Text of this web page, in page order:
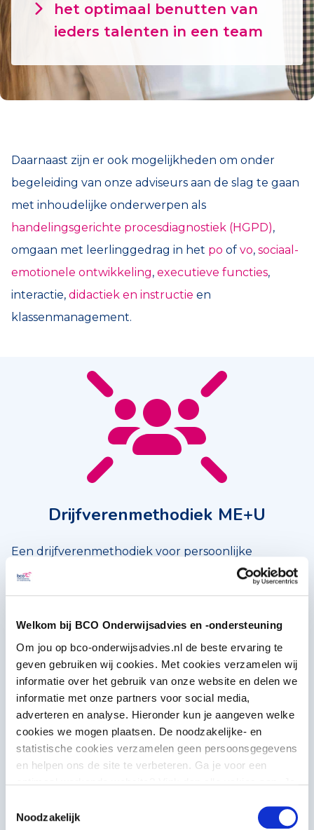
Welkom bij BCO Onderwijsadvies en -ondersteuning
Om jou op bco-onderwijsadvies.nl de beste ervaring te
geven gebruiken wij cookies. Met cookies verzamelen wij
informatie over het gebruik van onze website en delen we
informatie met onze partners voor social media,
adverteren en analyse. Hieronder kun je aangeven welke
cookies we mogen plaatsen. De noodzakelijke- en
statistische cookies verzamelen geen persoonsgegevens
en helpen ons de site te verbeteren. Ga je voor een
Noodzakelijk
het optimaal benutten van
ieders talenten in een team
Daarnaast zijn er ook mogelijkheden om onder
begeleiding van onze adviseurs aan de slag te gaan
met inhoudelijke onderwerpen als
handelingsgerichte procesdiagnostiek (HGPD),
omgaan met leerlinggedrag in het po of vo, sociaal-
emotionele ontwikkeling, executieve functies,
interactie, didactiek en instructie en
klassenmanagement.
Drijfverenmethodiek ME+U
Een drijfverenmethodiek voor persoonlijke
ontwikkeling en samenwerking die tijdens
teamtrajecten en individuele trajecten ingezet kan
worden is ME+U. Bij deze methode leer je hoe je
meer jezelf kunt zijn, hoe jij je kunt ontwikkelen en
hoe je de samenwerking binnen je team kan
optimaliseren. Je leert je eigen drijfveren kennen,
maar juist ook die van een ander. En, heel
belangrijk, je leert erover met elkaar in gesprek
gaan. Daphne Tuijtel is gecertificeerd ME+U trainer
en vertelt je hier graag meer over.